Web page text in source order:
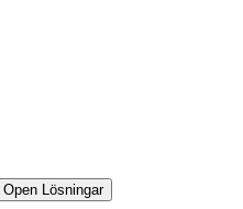
Open Lösningar